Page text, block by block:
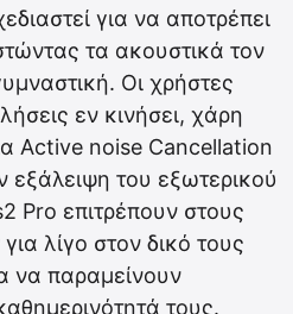
για να αποτρέπει
τα ακουστικά τον
Οι χρήστες
εν κινήσει, χάρη
Active noise Cancellation
του εξωτερικού
Pro επιτρέπουν στους
λίγο στον δικό τους
να παραμείνουν
τους.